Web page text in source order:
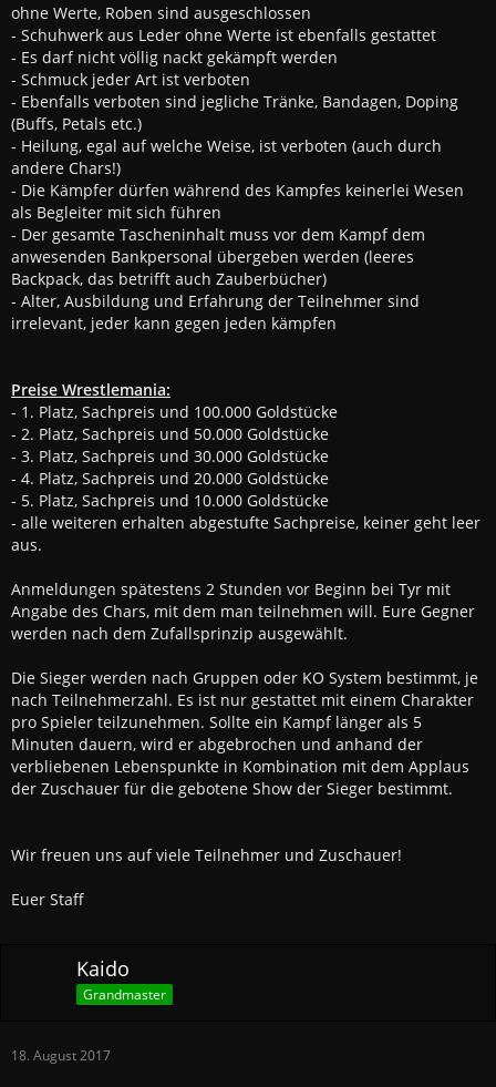
ohne Werte, Roben sind ausgeschlossen
- Schuhwerk aus Leder ohne Werte ist ebenfalls gestattet
- Es darf nicht völlig nackt gekämpft werden
- Schmuck jeder Art ist verboten
- Ebenfalls verboten sind jegliche Tränke, Bandagen, Doping
(Buffs, Petals etc.)
- Heilung, egal auf welche Weise, ist verboten (auch durch
andere Chars!)
- Die Kämpfer dürfen während des Kampfes keinerlei Wesen
als Begleiter mit sich führen
- Der gesamte Tascheninhalt muss vor dem Kampf dem
anwesenden Bankpersonal übergeben werden (leeres
Backpack, das betrifft auch Zauberbücher)
- Alter, Ausbildung und Erfahrung der Teilnehmer sind
irrelevant, jeder kann gegen jeden kämpfen
Preise Wrestlemania:
- 1. Platz, Sachpreis und 100.000 Goldstücke
- 2. Platz, Sachpreis und 50.000 Goldstücke
- 3. Platz, Sachpreis und 30.000 Goldstücke
- 4. Platz, Sachpreis und 20.000 Goldstücke
- 5. Platz, Sachpreis und 10.000 Goldstücke
- alle weiteren erhalten abgestufte Sachpreise, keiner geht leer
aus.
Anmeldungen spätestens 2 Stunden vor Beginn bei Tyr mit
Angabe des Chars, mit dem man teilnehmen will. Eure Gegner
werden nach dem Zufallsprinzip ausgewählt.
Die Sieger werden nach Gruppen oder KO System bestimmt, je
nach Teilnehmerzahl. Es ist nur gestattet mit einem Charakter
pro Spieler teilzunehmen. Sollte ein Kampf länger als 5
Minuten dauern, wird er abgebrochen und anhand der
verbliebenen Lebenspunkte in Kombination mit dem Applaus
der Zuschauer für die gebotene Show der Sieger bestimmt.
Wir freuen uns auf viele Teilnehmer und Zuschauer!
Euer Staff
Kaido
Grandmaster
18. August 2017